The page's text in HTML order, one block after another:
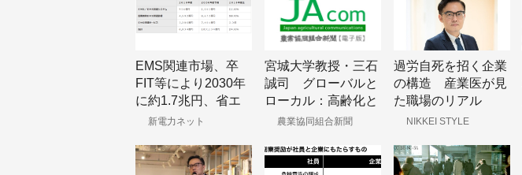
EMS関連市場、卒
FIT等により2030年
に約1.7兆円、省エ
ネからデータ取引等
へ、富士経済予測
新電力ネット
宮城大学教授・三石
誠司 グローバルと
ローカル：高齢化と
15年後
農業協同組合新聞
過労自死を招く企業
の構造 産業医が見
た職場のリアル
NIKKEI STYLE